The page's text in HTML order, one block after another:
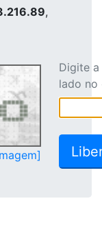
,
Digite
lado no